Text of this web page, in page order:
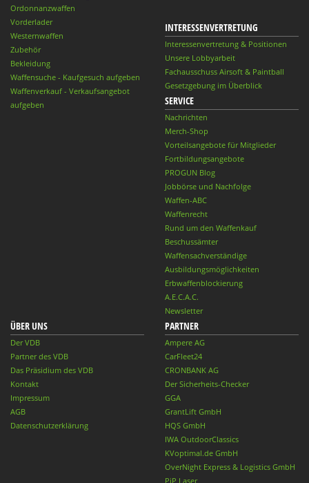
Ordonnanzwaffen
Vorderlader
Westernwaffen
Zubehör
Bekleidung
Waffensuche - Kaufgesuch aufgeben
Waffenverkauf - Verkaufsangebot
aufgeben
INTERESSENVERTRETUNG
Interessenvertretung & Positionen
Unsere Lobbyarbeit
Fachausschuss Airsoft & Paintball
Gesetzgebung im Überblick
SERVICE
Nachrichten
Merch-Shop
Vorteilsangebote für Mitglieder
Fortbildungsangebote
PROGUN Blog
Jobbörse und Nachfolge
Waffen-ABC
Waffenrecht
Rund um den Waffenkauf
Beschussämter
Waffensachverständige
Ausbildungsmöglichkeiten
Erbwaffenblockierung
A.E.C.A.C.
Newsletter
ÜBER UNS
Der VDB
Partner des VDB
Das Präsidium des VDB
Kontakt
Impressum
AGB
Datenschutzerklärung
PARTNER
Ampere AG
CarFleet24
CRONBANK AG
Der Sicherheits-Checker
GGA
GrantLift GmbH
HQS GmbH
IWA OutdoorClassics
KVoptimal.de GmbH
OverNight Express & Logistics GmbH
PiP Laser